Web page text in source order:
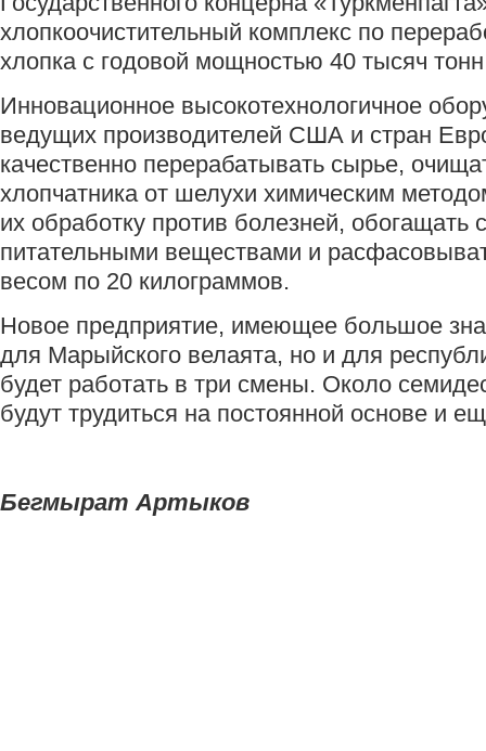
хлопкоочистительный комплекс по
хлопка с годовой мощностью 40 тысяч
Инновационное высокотехнологичное
ведущих производителей США и стран
качественно перерабатывать сырье,
хлопчатника от шелухи химическим
их обработку против болезней, обогащать
питательными веществами и
весом по 20 килограммов.
Новое предприятие, имеющее большое
для Марыйского велаята, но и для
будет работать в три смены. Около
будут трудиться на постоянной основе и
Бегмырат Артыков